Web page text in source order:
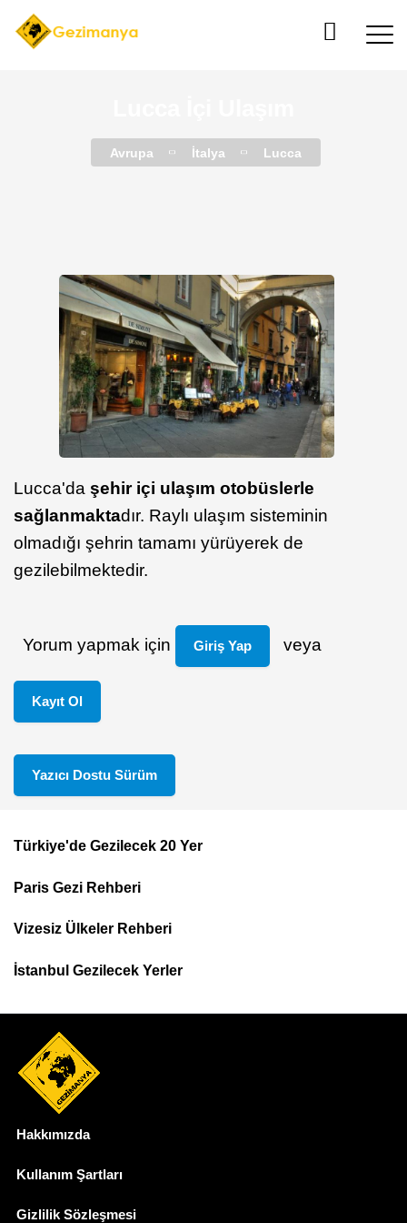
Avrupa İtalya Lucca
Lucca'da şehir içi ulaşım otobüslerle
sağlanmaktadır. Raylı ulaşım sisteminin
olmadığı şehrin tamamı yürüyerek de
gezilebilmektedir.
Yorum yapmak için Giriş Yap veya
Kayıt Ol
Yazıcı Dostu Sürüm
Footer
Top
Menu
Türkiye'de Gezilecek 20 Yer
Paris Gezi Rehberi
Vizesiz Ülkeler Rehberi
İstanbul Gezilecek Yerler
Hakkımızda
Kullanım Şartları
Gizlilik Sözleşmesi